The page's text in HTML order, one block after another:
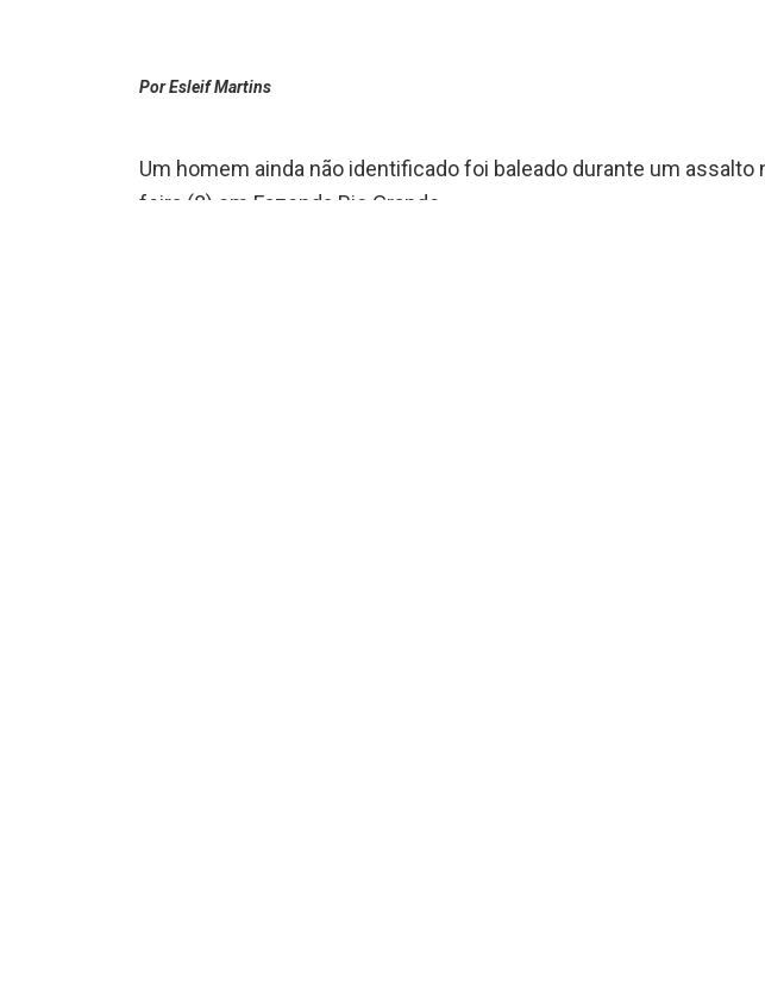
Por Esleif Martins
Um homem ainda não identificado foi baleado durante um assalto
feira (8) em Fazenda Rio Grande.